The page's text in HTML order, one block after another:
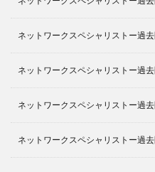
ネットワークスペシャリストー
ネットワークスペシャリストー
ネットワークスペシャリストー
ネットワークスペシャリストー